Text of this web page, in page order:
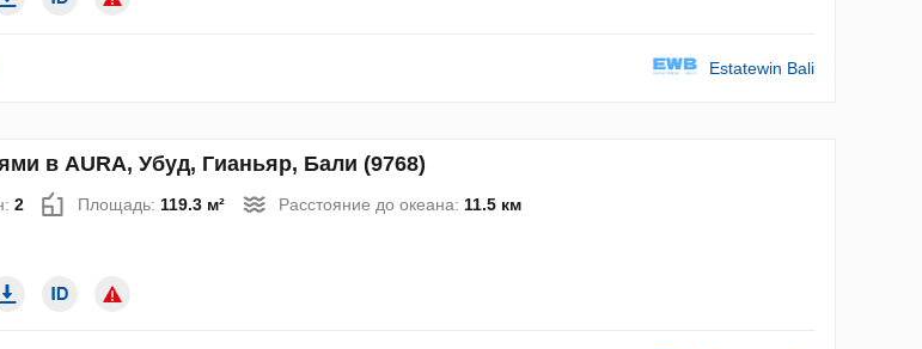
Estatewin Bali
в AURA, Убуд, Гианьяр, Бали (9768)
2 Площадь: 119.3 м² Расстояние до океана: 11.5 км